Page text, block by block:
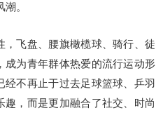
。
飞盘、腰旗橄榄球、骑行、徒
成为青年群体热爱的流行运动形
不再止于过去足球篮球、乒羽
，而是更加融合了社交、时尚